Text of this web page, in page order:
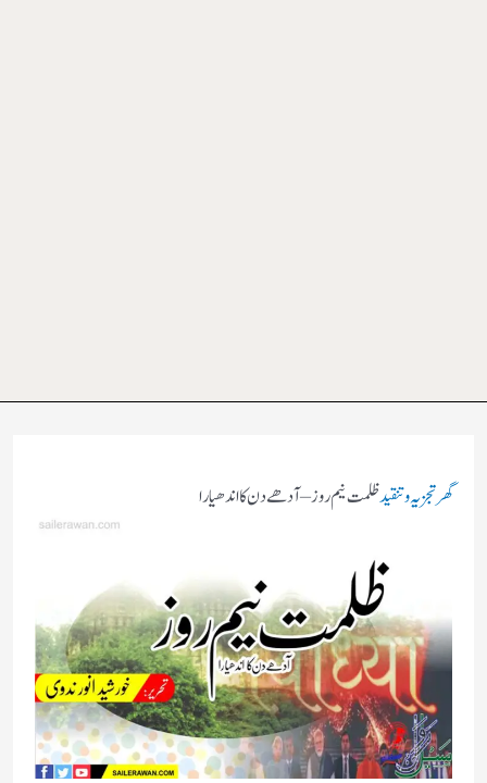
گھرتجزیہ و تنقیدظلمت نیم روز – آدھے دن کا اندھیارا